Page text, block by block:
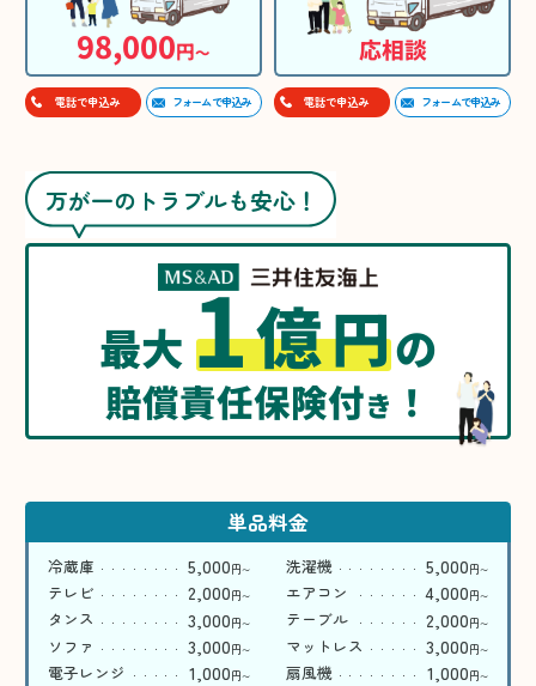
98,000円〜
電話で申込み フォームで申込み
応相談
電話で申込み フォームで申込み
万が一のトラブルも安心！
最大1億円の
賠償責任保険付き ！
単品料金
冷蔵庫 5,000円〜 洗濯機 5,000円〜
テレビ 2,000円〜 エアコン 4,000円〜
タンス 3,000円〜 テーブル 2,000円〜
ソファ 3,000円〜 マットレス 3,000円〜
電子レンジ 1,000円〜 扇風機 1,000円〜